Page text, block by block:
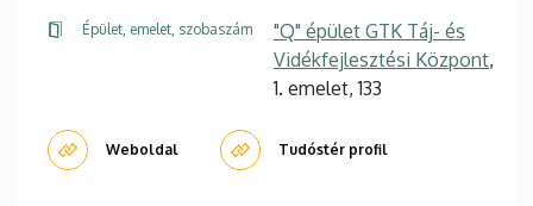
Épület, emelet, szobaszám
"Q" épület GTK Táj- és
Vidékfejlesztési Központ,
1. emelet, 133
Weboldal Tudóstér profil